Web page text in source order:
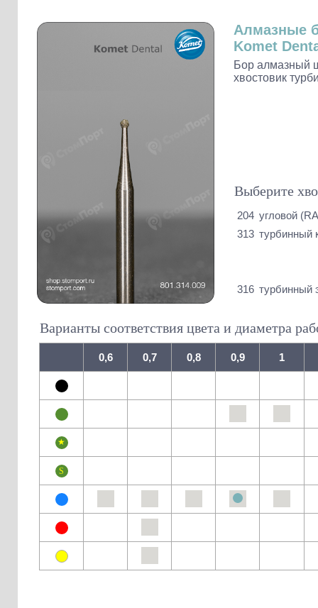
Наконечники и переходники KaVo
Алмазные
Komet
Бор алмазный
хвостовик
Выберите
204 угловой
313 турбинный
316 турбинный
Варианты соответствия цвета и диаметра
0,6 0,7 0,8 0,9 1